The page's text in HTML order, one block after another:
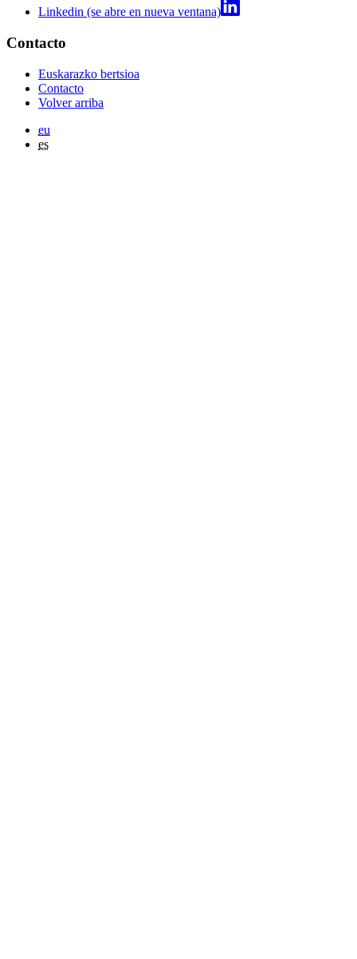
Linkedin (se abre en nueva ventana)
Contacto
Euskarazko bertsioa
Contacto
Volver arriba
eu
es